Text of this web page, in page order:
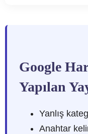
Google
Yapılan
Yanlış
Anahtar